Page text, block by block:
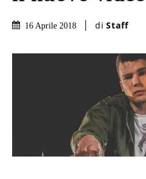
16 Aprile 2018 di Staff